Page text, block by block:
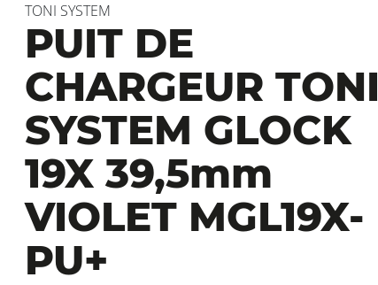
TONI SYSTEM
PUIT DE
CHARGEUR TONI
SYSTEM GLOCK
19X 39,5mm
VIOLET MGL19X-
PU+